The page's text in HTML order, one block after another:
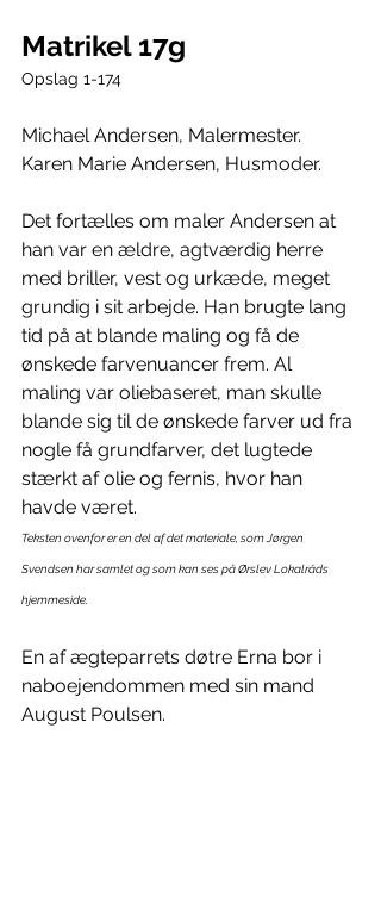
Matrikel 17g
Opslag 1-174
Michael Andersen, Malermester.
Karen Marie Andersen, Husmoder.
Det fortælles om maler Andersen at
han var en ældre, agtværdig herre
med briller, vest og urkæde, meget
grundig i sit arbejde. Han brugte lang
tid på at blande maling og få de
ønskede farvenuancer frem. Al
maling var oliebaseret, man skulle
blande sig til de ønskede farver ud fra
nogle få grundfarver, det lugtede
stærkt af olie og fernis, hvor han
havde været.
Teksten ovenfor er en del af det materiale, som Jørgen
Svendsen har samlet og som kan ses på Ørslev Lokalråds
hjemmeside.
En af ægteparrets døtre Erna bor i
naboejendommen med sin mand
August Poulsen.